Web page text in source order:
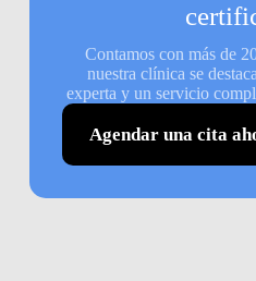
Contamos con más de
nuestra clínica se
experta y un servicio
Agendar una cita